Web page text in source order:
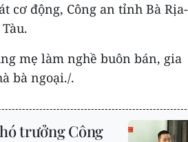
cơ động, Công an tỉnh Bà Rịa-
mẹ làm nghề buôn bán, gia
bà ngoại./.
trưởng Công